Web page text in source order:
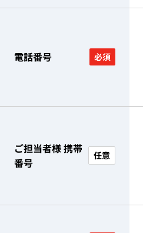
電話番号 必須
ご担当者様 携帯
番号
任意